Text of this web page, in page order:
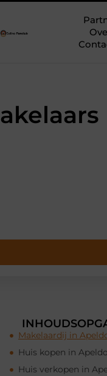
Makelaardij in
Huis kopen in
Huis verkopen in